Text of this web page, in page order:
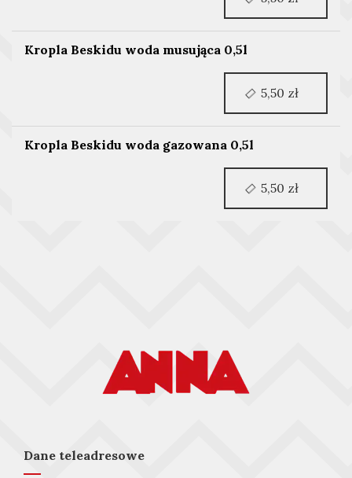
Kropla Beskidu woda musująca 0,5l
Kropla Beskidu woda gazowana 0,5l
Dane teleadresowe